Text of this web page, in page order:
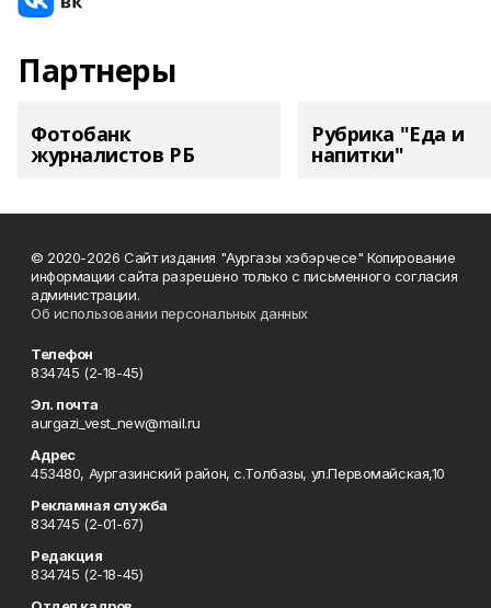
Партнеры
Фотобанк
журналистов РБ
Рубрика "Еда и
напитки"
© 2020-2026 Сайт издания "Аургазы хэбэрчесе" Копирование
информации сайта разрешено только с письменного согласия
администрации.
Об использовании персональных данных
Телефон
834745 (2-18-45)
Эл. почта
aurgazi_vest_new@mail.ru
Адрес
453480, Аургазинский район, с.Толбазы, ул.Первомайская,10
Рекламная служба
834745 (2-01-67)
Редакция
834745 (2-18-45)